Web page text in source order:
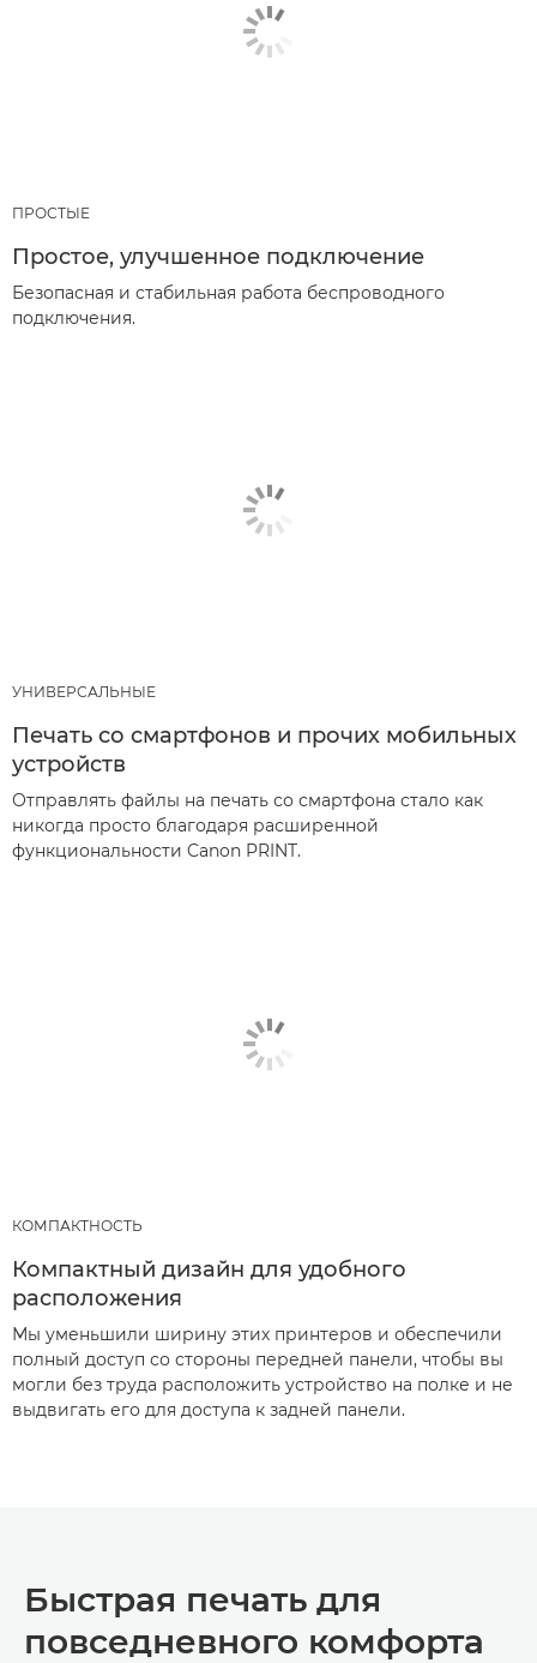
ПРОСТЫЕ
Простое, улучшенное подключение
Безопасная и стабильная работа беспроводного
подключения.
УНИВЕРСАЛЬНЫЕ
Печать со смартфонов и прочих мобильных
устройств
Отправлять файлы на печать со смартфона стало как
никогда просто благодаря расширенной
функциональности Canon PRINT.
КОМПАКТНОСТЬ
Компактный дизайн для удобного
расположения
Мы уменьшили ширину этих принтеров и обеспечили
полный доступ со стороны передней панели, чтобы вы
могли без труда расположить устройство на полке и не
выдвигать его для доступа к задней панели.
Быстрая печать для
повседневного комфорта